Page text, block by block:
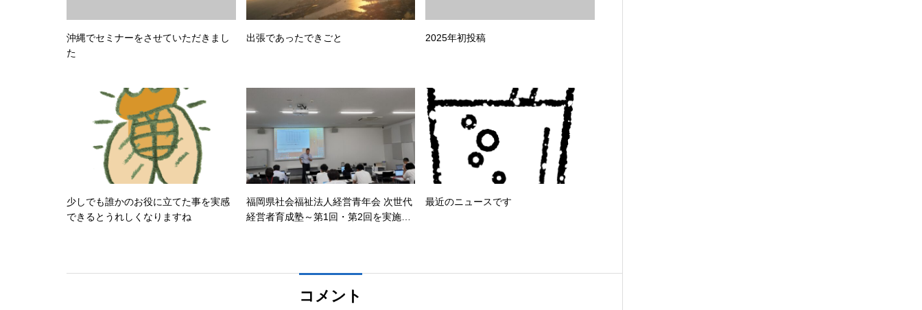
沖縄でセミナーをさせていただきまし
た
出張であったできごと 2025年初投稿
少しでも誰かのお役に立てた事を実感
できるとうれしくなりますね
福岡県社会福祉法人経営青年会 次世代
経営者育成塾～第1回・第2回を実施さ
最近のニュースです
コメント